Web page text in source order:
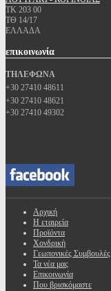
ΤΚ 203 00
ΤΘ 14/17
ΕΛΛΑΔΑ
επικοινωνία
ΤΗΛΕΦΩΝΑ
+30 27410 48611
+30 27410 48621
+30 27410 49302
Αρχική
Η εταιρεία
Προϊόντα
Χονδρική
Γεωπονικές Συμβουλές
Τα νέα μας
Επικοινωνία
Που βρισκόμαστε